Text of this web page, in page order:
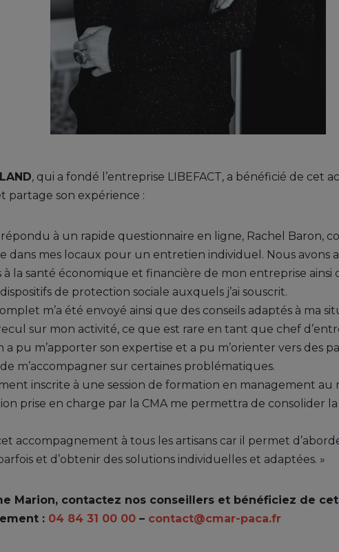
, qui a fondé l’entreprise LIBEFACT, a bénéficié de cet
partage son expérience :
répondu à un rapide questionnaire en ligne, Rachel Baron,
dans mes locaux pour un entretien individuel. Nous avons
à la santé économique et financière de mon entreprise ainsi
de protection sociale auxquels j’ai souscrit.
m’a été envoyé ainsi que des conseils adaptés à ma
sur mon activité, ce que est rare en tant que chef
a pu m’apporter son expertise et a pu m’orienter vers des
m’accompagner sur certaines problématiques.
inscrite à une session de formation en management au
prise en charge par la CMA me permettra de consolider
accompagnement à tous les artisans car il permet
et d’obtenir des solutions individuelles et adaptées. »
Marion, contactez nos conseillers et bénéficiez de cet
: 04 84 31 00 00 – contact@cmar-paca.fr